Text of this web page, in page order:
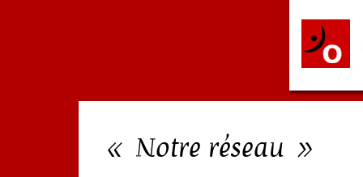
« Notre réseau »